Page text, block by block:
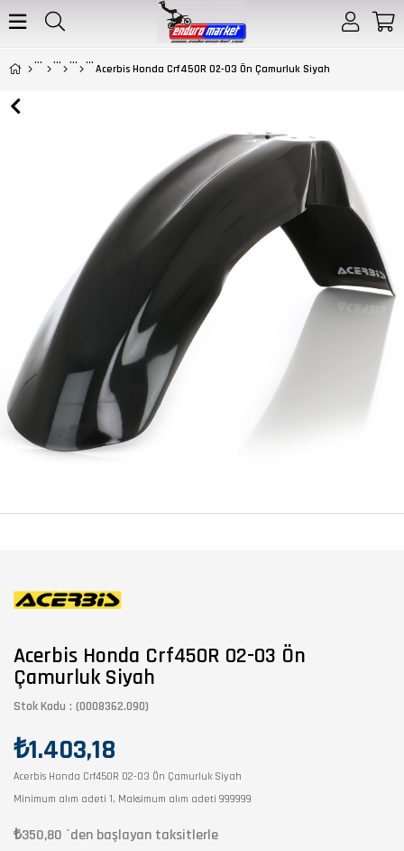
Acerbis Honda Crf450R 02-03 Ön Çamurluk Siyah
Acerbis Honda Crf450R 02-03 Ön
Çamurluk Siyah
Stok Kodu (0008362.090)
₺1.403,18
Acerbis Honda Crf450R 02-03 Ön Çamurluk Siyah
Minimum alım adeti 1, Maksimum alım adeti 999999
₺350,80 `den başlayan taksitlerle